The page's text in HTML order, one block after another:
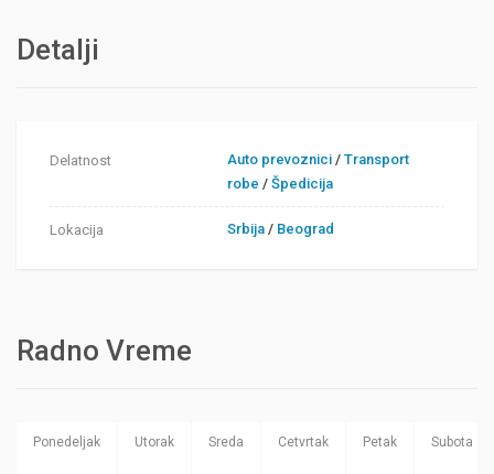
Detalji
Delatnost Auto prevoznici /Transport
robe /Špedicija
Lokacija Srbija / Beograd
Radno Vreme
Ponedeljak Utorak Sreda Cetvrtak Petak Subota